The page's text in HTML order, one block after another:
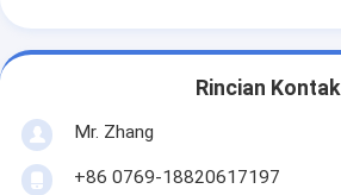
Filter Pembersih Udara
Filter Tas Aluminium
Rincian Kontak
Mr. Zhang
+86 0769-18820617197